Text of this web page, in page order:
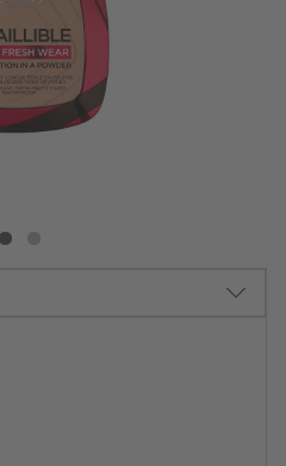
L'Oréal Paris Infallible 24H Powder Makeup